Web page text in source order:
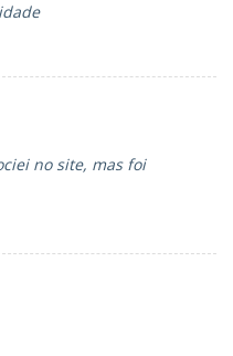
no site, mas foi